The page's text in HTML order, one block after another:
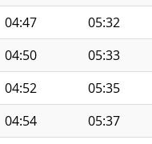
04:47 05:32
04:50 05:33
04:52 05:35
04:54 05:37